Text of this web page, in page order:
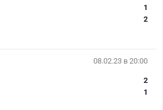
1
2
08.02.23 в 20:00
2
1